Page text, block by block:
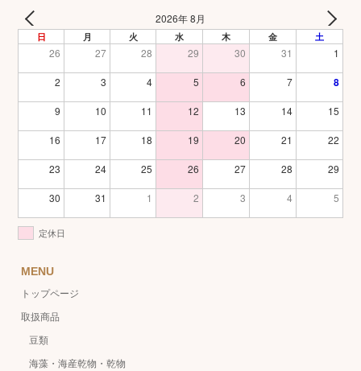
2026年 8月
日 月 火 水 木 金 土
26 27 28 29 30 31 1
2 3 4 5 6 7 8
9 10 11 12 13 14 15
16 17 18 19 20 21 22
23 24 25 26 27 28 29
30 31 1 2 3 4 5
定休日
MENU
トップページ
取扱商品
豆類
海藻・海産乾物・乾物